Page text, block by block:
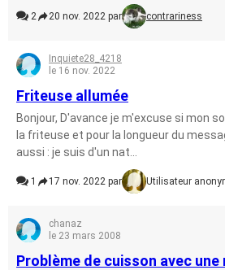
2 20 nov. 2022 par contrariness
Inquiete28_4218
le 16 nov. 2022
Friteuse allumée
Bonjour, D'avance je m'excuse si mon
la friteuse et pour la longueur du
aussi : je suis d'un nat...
1 17 nov. 2022 par Utilisateur
chanaz
le 23 mars 2008
Problème de cuisson avec une